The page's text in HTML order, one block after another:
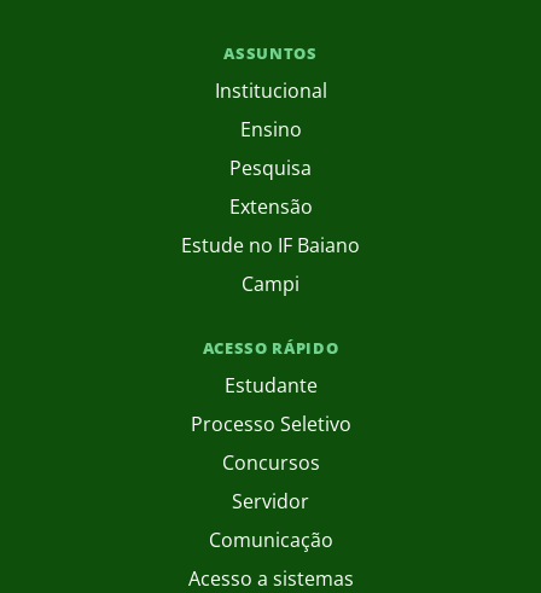
ASSUNTOS
Institucional
Ensino
Pesquisa
Extensão
Estude no IF Baiano
Campi
ACESSO RÁPIDO
Estudante
Processo Seletivo
Concursos
Servidor
Comunicação
Acesso a sistemas